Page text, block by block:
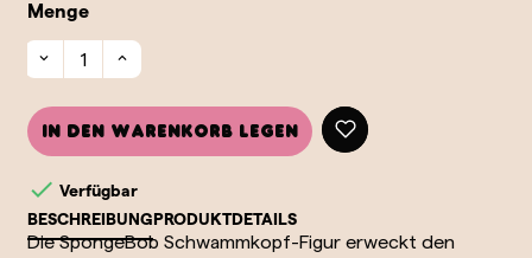
Menge
In den Warenkorb legen
 Verfügbar
BESCHREIBUNGPRODUKTDETAILS
Die SpongeBob Schwammkopf-Figur erweckt den